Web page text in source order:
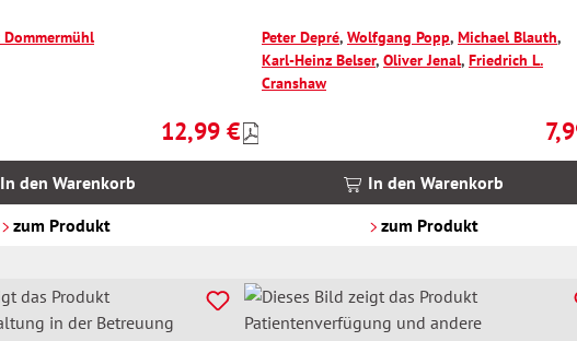
Dommermühl
Regulärer Preis:
12,99 €
In den Warenkorb
zum Produkt
Peter Depré, Wolfgang Popp, Michael Blauth,
Karl-Heinz Belser, Oliver Jenal, Friedrich L.
Cranshaw
Preise
inkl.
In den Warenkorb
zum Produkt